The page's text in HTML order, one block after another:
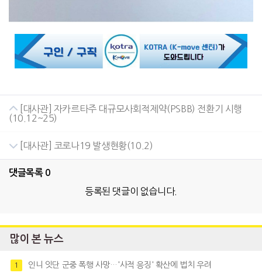
[대사관] 자카르타주 대규모사회적제약(PSBB) 전환기 시행
(10.12~25)
[대사관] 코로나19 발생현황(10.2)
댓글목록 0
등록된 댓글이 없습니다.
많이 본 뉴스
1 인니 잇단 군중 폭행 사망…'사적 응징' 확산에 법치 우려